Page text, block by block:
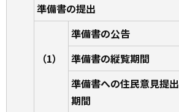
準備書の提出
（1）
準備書の公告
準備書の縦覧期間
準備書への住民意見提出
期間